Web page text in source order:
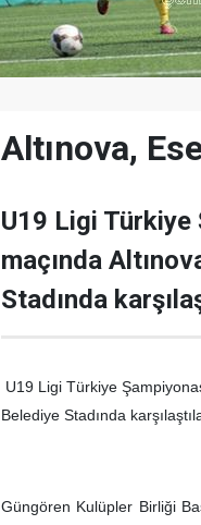
Altınova,
U19 Ligi Türkiye
maçında
Stadında
U19 Ligi Türkiye
Belediye Stadında
Güngören Kulüpler Birliği